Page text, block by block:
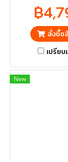
ปริมณฑล
฿
สั่งซื้อ
เปรียบ
New